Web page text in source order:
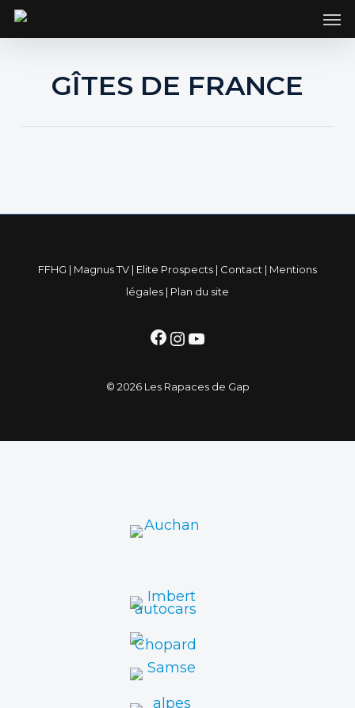
SKIP
CONTENTGÎTES DE FRANCE
FFHG | Magnus TV | Elite Prospects | Contact | Mentions
légales | Plan du site
Facebook Instagram
© 2026 Les Rapaces de Gap